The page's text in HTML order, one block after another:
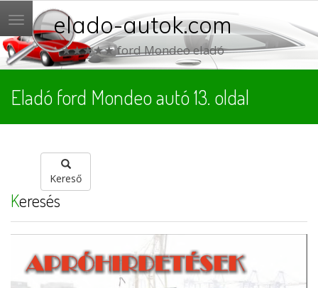
Menü elado-autok.com
★★★★★ ford Mondeo eladó
Eladó ford Mondeo autó 13. oldal
Kereső
Keresés